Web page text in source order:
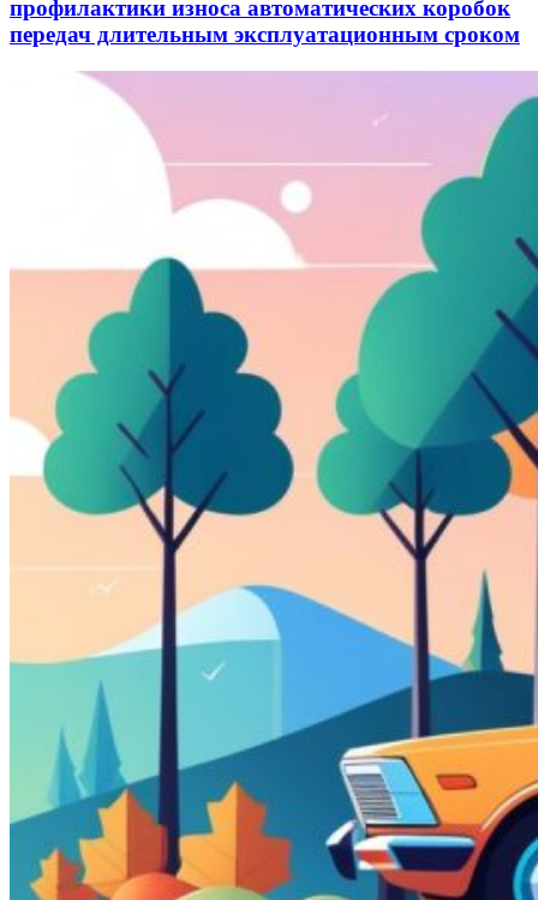
профилактики износа автоматических коробок
передач длительным эксплуатационным сроком